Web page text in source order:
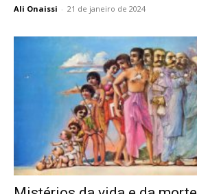
Ali Onaissi - 21 de janeiro de 2024